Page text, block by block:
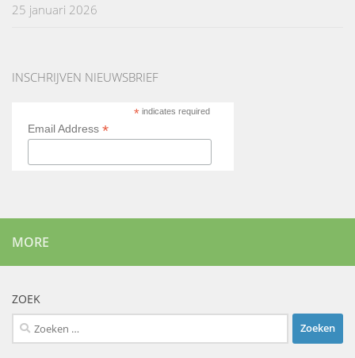
25 januari 2026
INSCHRIJVEN NIEUWSBRIEF
* indicates required
Email Address *
MORE
ZOEK
Zoeken
naar: